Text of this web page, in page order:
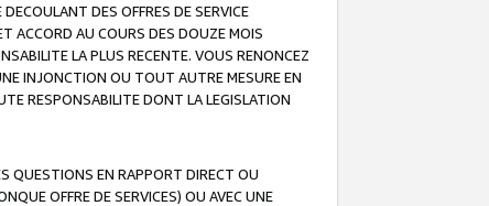
DES OFFRES DE SERVICE
ACCORD AU COURS DES DOUZE MOIS
LA PLUS RECENTE. VOUS RENONCEZ
INJONCTION OU TOUT AUTRE MESURE EN
RESPONSABILITE DONT LA LEGISLATION
QUESTIONS EN RAPPORT DIRECT OU
OFFRE DE SERVICES) OU AVEC UNE